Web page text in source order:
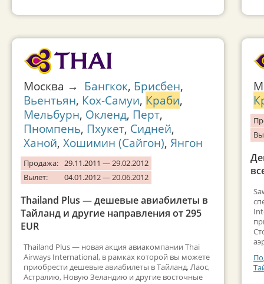
Москва → Бангкок, Брисбен,
Вьентьян, Кох-Самуи, Краби,
Мельбурн, Окленд, Перт,
Пномпень, Пхукет, Сидней,
Ханой, Хошимин (Сайгон), Янгон
Продажа: 29.11.2011 — 29.02.2012
Вылет:
04.01.2012 — 20.06.2012
Thailand Plus — дешевые авиабилеты в
Тайланд и другие направления от 295
EUR
Thailand Plus — новая акция авиакомпании Thai
Airways International, в рамках которой вы можете
приобрести дешевые авиабилеты в Тайланд, Лаос,
Астралию, Новую Зеландию и другие восточные